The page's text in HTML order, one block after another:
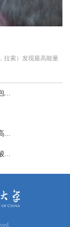
拉索）发现最高能量